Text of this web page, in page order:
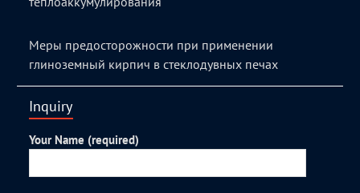
Меры предосторожности при применении
глиноземный кирпич в стеклодувных печах
Inquiry
Your Name (required)